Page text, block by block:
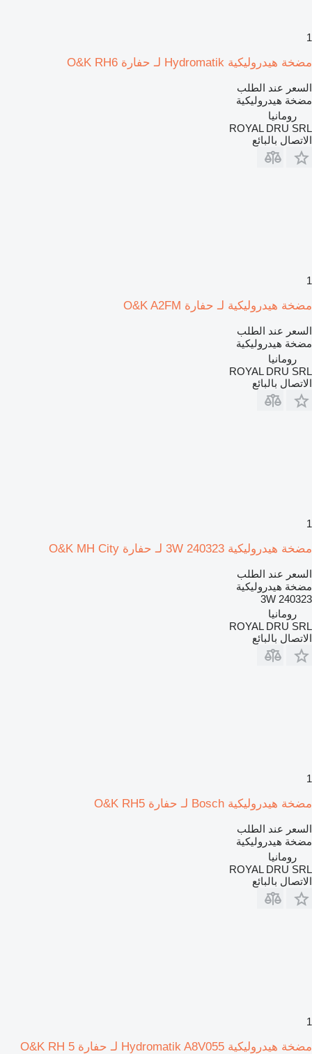
1
مضخة هيدروليكية Hydromatik لـ حفارة O&K RH6
السعر عند الطلب
مضخة هيدروليكية
رومانيا
ROYAL DRU SRL
الاتصال بالبائع
1
مضخة هيدروليكية لـ حفارة O&K A2FM
السعر عند الطلب
مضخة هيدروليكية
رومانيا
ROYAL DRU SRL
الاتصال بالبائع
1
مضخة هيدروليكية 3W 240323 لـ حفارة O&K MH City
السعر عند الطلب
مضخة هيدروليكية
3W 240323
رومانيا
ROYAL DRU SRL
الاتصال بالبائع
1
مضخة هيدروليكية Bosch لـ حفارة O&K RH5
السعر عند الطلب
مضخة هيدروليكية
رومانيا
ROYAL DRU SRL
الاتصال بالبائع
1
مضخة هيدروليكية Hydromatik A8V055 لـ حفارة O&K RH 5